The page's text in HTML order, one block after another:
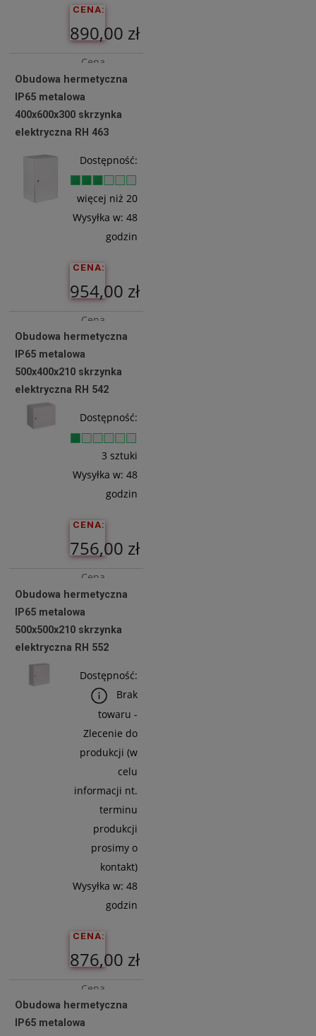
CENA:
890,00 zł
Cena
netto:
723,58 zł
Do
Obudowa hermetyczna
IP65 metalowa
400x600x300 skrzynka
elektryczna RH 463
Dostępność:
więcej niż 20
Wysyłka w: 48
godzin
CENA:
954,00 zł
Cena
netto:
775,61 zł
Do
Obudowa hermetyczna
IP65 metalowa
500x400x210 skrzynka
elektryczna RH 542
Dostępność:
3 sztuki
Wysyłka w: 48
godzin
CENA:
756,00 zł
Cena
netto:
614,63 zł
Do
Koszyka
Obudowa hermetyczna
IP65 metalowa
500x500x210 skrzynka
elektryczna RH 552
Dostępność:
Brak
towaru -
Zlecenie do
produkcji (w
celu
informacji nt.
terminu
produkcji
prosimy o
kontakt)
Wysyłka w: 48
godzin
CENA:
876,00 zł
Cena
netto:
Obudowa hermetyczna
IP65 metalowa